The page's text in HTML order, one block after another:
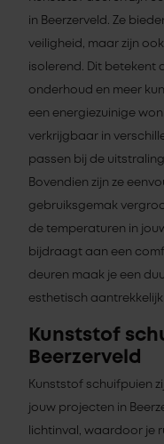
in Beerzerveld. Ze
veiligheid, maar zijn
isolerend. Dit betekent
onderhoud en meer
een energiezuinige
verkrijgbaar in
passen bij de uitstraling
Bovendien zijn ze
gebruiksgemak
de temperaturen in
bijdraagt aan een
deuren maak je een
esthetisch aantrekkelijk
Kunststof
Beerzerveld
Kunststof schuifpuien
jouw projecten in
lichtinval, waardoor je